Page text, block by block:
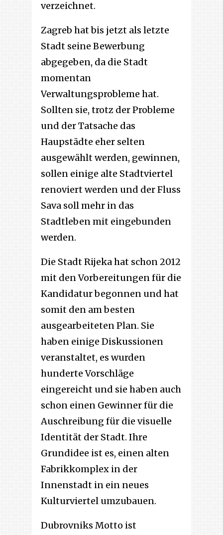
verzeichnet.
Zagreb hat bis jetzt als letzte
Stadt seine Bewerbung
abgegeben, da die Stadt
momentan
Verwaltungsprobleme hat.
Sollten sie, trotz der Probleme
und der Tatsache das
Haupstädte eher selten
ausgewählt werden, gewinnen,
sollen einige alte Stadtviertel
renoviert werden und der Fluss
Sava soll mehr in das
Stadtleben mit eingebunden
werden.
Die Stadt Rijeka hat schon 2012
mit den Vorbereitungen für die
Kandidatur begonnen und hat
somit den am besten
ausgearbeiteten Plan. Sie
haben einige Diskussionen
veranstaltet, es wurden
hunderte Vorschläge
eingereicht und sie haben auch
schon einen Gewinner für die
Auschreibung für die visuelle
Identität der Stadt. Ihre
Grundidee ist es, einen alten
Fabrikkomplex in der
Innenstadt in ein neues
Kulturviertel umzubauen.
Dubrovniks Motto ist